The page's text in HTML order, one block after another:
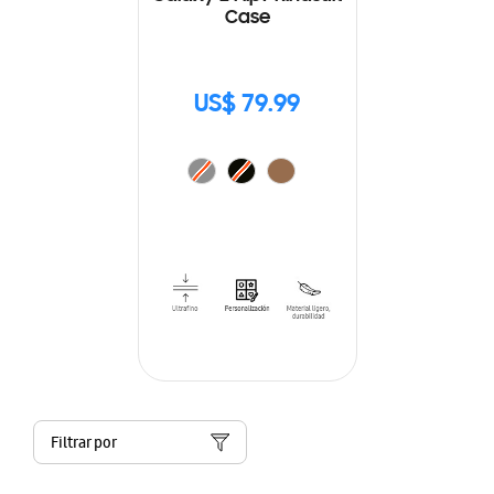
Case
US$ 79.99
Filtrar por